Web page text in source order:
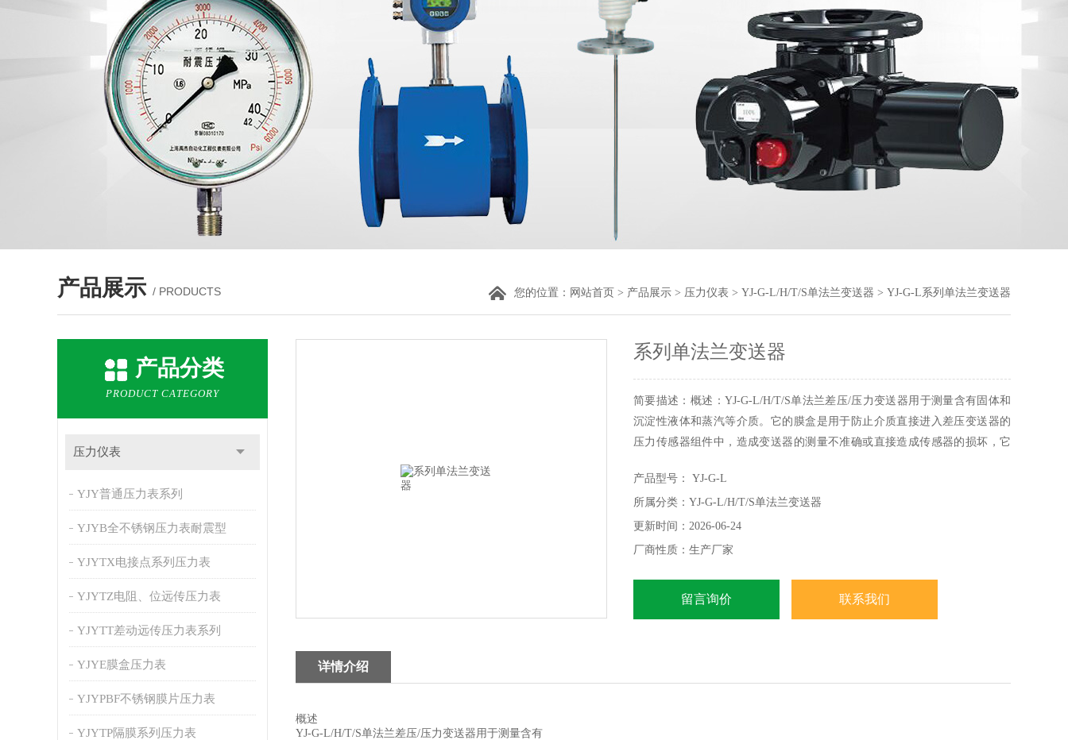
产品展示 / PRODUCTS 您的位置： 网站首页 > 产品展示 > 压力仪表 > YJ-G-L/H/T/S单法兰变送器 > YJ-G-L系列单法兰变送器
产品分类
PRODUCT CATEGORY
压力仪表
YJY普通压力表系列
YJYB全不锈钢压力表耐震型
YJYTX电接点系列压力表
YJYTZ电阻、位远传压力表
YJYTT差动远传压力表系列
YJYE膜盒压力表
YJYPBF不锈钢膜片压力表
YJYTP隔膜系列压力表
系列单法兰变送器
简要描述：概述：YJ-G-L/H/T/S单法兰差压/压力变送器用于测量含有固体和
沉淀性液体和蒸汽等介质。它的膜盒是用于防止介质直接进入差压变送器的
压力传感器组件中，造成变送器的测量不准确或直接造成传感器的损坏，它
L/H/T/S单法兰差压/压力变送器用于测量液体，气体或蒸汽的液位。密度，压
力，以及流量，然后将其转变成4 ~ 20mADC HA
产品型号： YJ-G-L
所属分类：YJ-G-L/H/T/S单法兰变送器
更新时间：2026-06-24
厂商性质：生产厂家
留言询价 联系我们
详情介绍
概述
YJ-G-L/H/T/S单法兰差压/压力变送器用于测量含有